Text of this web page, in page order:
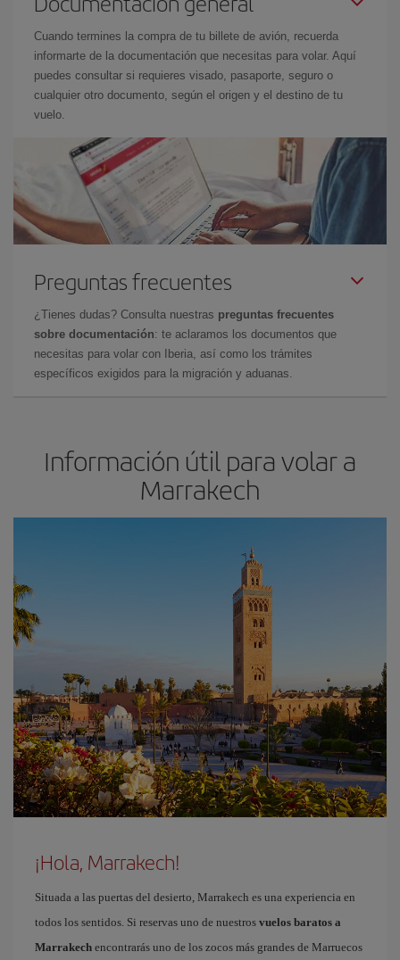
Cuando termines la compra de tu billete de avión, recuerda
informarte de la documentación que necesitas para volar. Aquí
puedes consultar si requieres visado, pasaporte, seguro o
cualquier otro documento, según el origen y el destino de tu
vuelo.
Preguntas frecuentes
¿Tienes dudas? Consulta nuestras preguntas frecuentes
sobre documentación: te aclaramos los documentos que
necesitas para volar con Iberia, así como los trámites
específicos exigidos para la migración y aduanas.
Información útil para volar a
Marrakech
¡Hola, Marrakech!
Situada a las puertas del desierto, Marrakech es una experiencia en
todos los sentidos. Si reservas uno de nuestros vuelos baratos a
Marrakech encontrarás uno de los zocos más grandes de Marruecos